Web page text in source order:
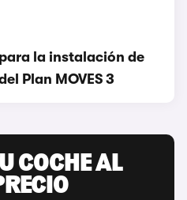
la instalación de
Plan MOVES 3
COCHE AL